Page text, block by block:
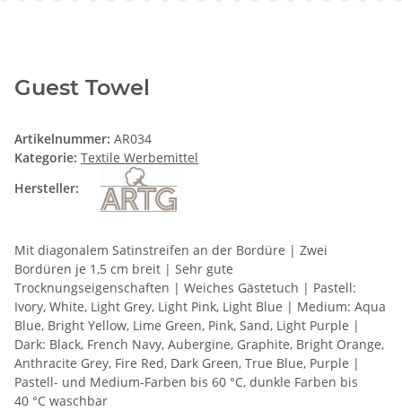
Guest Towel
Artikelnummer: AR034
Kategorie: Textile Werbemittel
Hersteller:
Mit diagonalem Satinstreifen an der Bordüre | Zwei
Bordüren je 1,5 cm breit | Sehr gute
Trocknungseigenschaften | Weiches Gästetuch | Pastell:
Ivory, White, Light Grey, Light Pink, Light Blue | Medium: Aqua
Blue, Bright Yellow, Lime Green, Pink, Sand, Light Purple |
Dark: Black, French Navy, Aubergine, Graphite, Bright Orange,
Anthracite Grey, Fire Red, Dark Green, True Blue, Purple |
Pastell- und Medium-Farben bis 60 °C, dunkle Farben bis
40 °C waschbar